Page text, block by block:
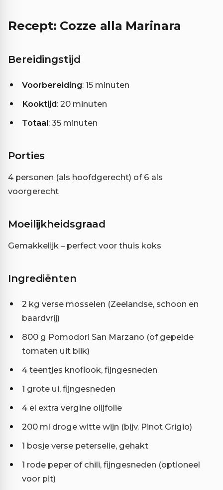
Recept: Cozze alla Marinara
Bereidingstijd
Voorbereiding: 15 minuten
Kooktijd: 20 minuten
Totaal: 35 minuten
Porties
4 personen (als hoofdgerecht) of 6 als
voorgerecht
Moeilijkheidsgraad
Gemakkelijk – perfect voor thuis koks
Ingrediënten
2 kg verse mosselen (Zeelandse, schoon en
baardvrij)
800 g Pomodori San Marzano (of gepelde
tomaten uit blik)
4 teentjes knoflook, fijngesneden
1 grote ui, fijngesneden
4 el extra vergine olijfolie
200 ml droge witte wijn (bijv. Pinot Grigio)
1 bosje verse peterselie, gehakt
1 rode peper of chili, fijngesneden (optioneel
voor pit)